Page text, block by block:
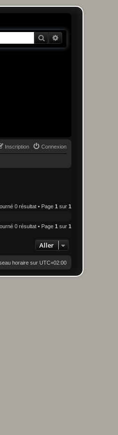
Rechercher
Connexion
Inscription
0 résultat • Page 1 sur 1
0 résultat • Page 1 sur 1
Aller
horaire sur UTC+02:00